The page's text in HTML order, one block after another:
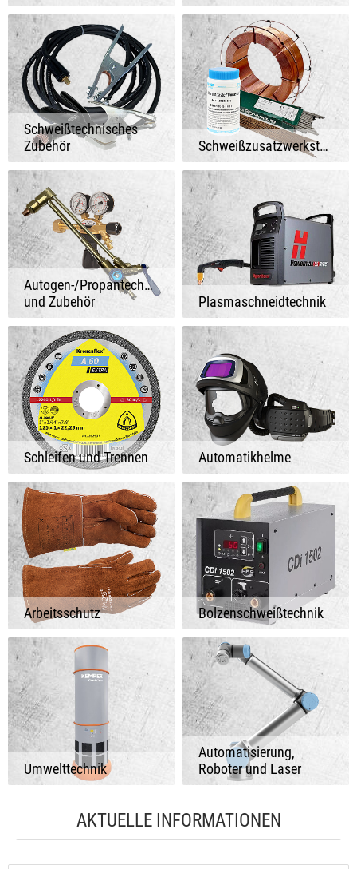
Automatisierung,
Roboter und Laser
Umwelttechnik
Bolzenschweißtechnik
Arbeitsschutz
Automatikhelme
Schleifen und Trennen
Plasmaschneidtechnik
Autogen-/Propantechnik
und Zubehör
Schweißzusatzwerkstoffe
Schweißtechnisches
Zubehör
AKTUELLE INFORMATIONEN